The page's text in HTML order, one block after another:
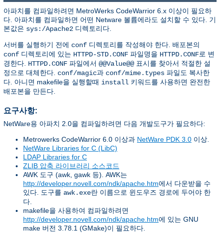
아파치를 컴파일하려면 MetroWerks CodeWarrior 6.x 이상이 필요하
다. 아파치를 컴파일하면 어떤 Netware 볼륨에라도 설치할 수 있다. 기
본값은 sys:/Apache2 디렉토리다.
서버를 실행하기 전에 conf 디렉토리를 작성해야 한다. 배포본의
conf 디렉토리에 있는 HTTPD-STD.CONF 파일명을 HTTPD.CONF로 변
경한다. HTTPD.CONF 파일에서 @@Value@@표시를 찾아서 적절한 설
정으로 대체한다. conf/magic과 conf/mime.types 파일도 복사한
다. 아니면 makefile을 실행할때 install 키워드를 사용하면 완전한
배포본을 만든다.
요구사항:
NetWare용 아파치 2.0을 컴파일하려면 다음 개발도구가 필요하다:
Metrowerks CodeWarrior 6.0 이상과 NetWare PDK 3.0 이상.
NetWare Libraries for C (LibC)
LDAP Libraries for C
ZLIB 압축 라이브러리 소스코드
AWK 도구 (awk, gawk 등). AWK는
http://developer.novell.com/ndk/apache.htm에서 다운받을 수
있다. 도구를 awk.exe란 이름으로 윈도우즈 경로에 두어야 한
다.
makefile을 사용하여 컴파일하려면
http://developer.novell.com/ndk/apache.htm에 있는 GNU
make 버전 3.78.1 (GMake)이 필요하다.